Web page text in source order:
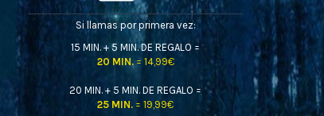
Si llamas por primera vez:
15 MIN. + 5 MIN. DE REGALO =
20 MIN.= 14,99€
20 MIN. + 5 MIN. DE REGALO =
25 MIN. = 19,99€